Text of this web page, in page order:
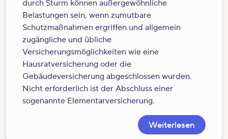
durch Sturm können außergewöhnliche
Belastungen sein, wenn zumutbare
Schutzmaßnahmen ergriffen und allgemein
zugängliche und übliche
Versicherungsmöglichkeiten wie eine
Hausratversicherung oder die
Gebäudeversicherung abgeschlossen wurden.
Nicht erforderlich ist der Abschluss einer
sogenannte Elementarversicherung.
Weiterlesen